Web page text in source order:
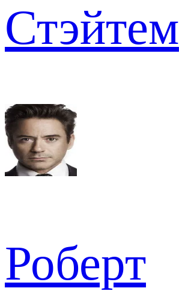
Стэйтем
Роберт